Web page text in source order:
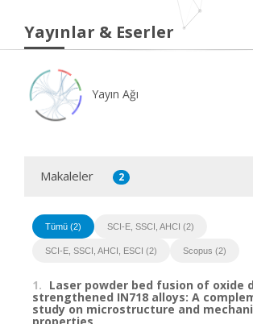
Yayınlar & Eserler
Yayın Ağı
Makaleler 2
Tümü (2) SCI-E, SSCI, AHCI (2)
SCI-E, SSCI, AHCI, ESCI (2) Scopus (2)
1. Laser powder bed fusion of oxide
strengthened IN718 alloys: A
study on microstructure and